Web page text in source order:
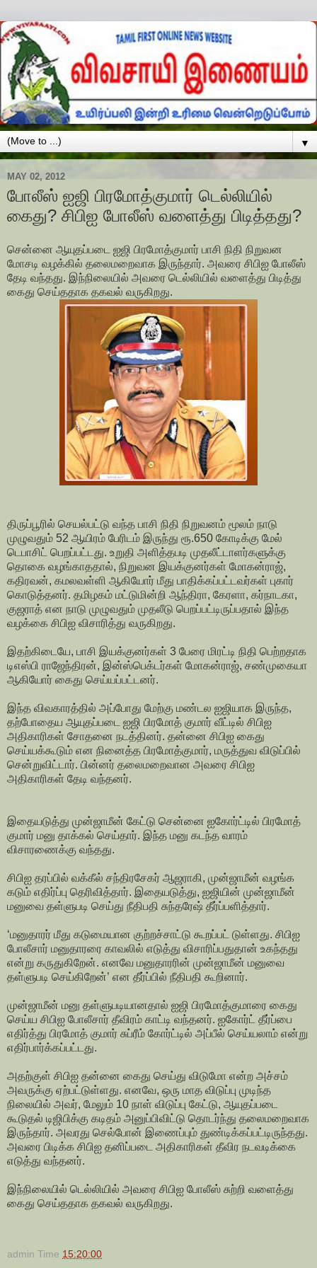
▼
MAY 02, 2012
போலீஸ் ஐஜி பிரமோத்குமார் டெல்லியில்
கைது? சிபிஐ போலீஸ் வளைத்து பிடித்தது?
சென்னை ஆயுதப்படை ஐஜி பிரமோத்குமார் பாசி நிதி நிறுவன
மோசடி வழக்கில் தலைமறைவாக இருந்தார். அவரை சிபிஐ போலீஸ்
தேடி வந்தது. இந்நிலையில் அவரை டெல்லியில் வளைத்து பிடித்து
கைது செய்ததாக தகவல் வருகிறது.
திருப்பூரில் செயல்பட்டு வந்த பாசி நிதி நிறுவனம் மூலம் நாடு
முழுவதும் 52 ஆயிரம் பேரிடம் இருந்து ரூ.650 கோடிக்கு மேல்
டெபாசிட் பெறப்பட்டது. உறுதி அளித்தபடி முதலீட்டாளர்களுக்கு
தொகை வழங்காததால், நிறுவன இயக்குனர்கள் மோகன்ராஜ்,
கதிரவன், கமலவள்ளி ஆகியோர் மீது பாதிக்கப்பட்டவர்கள் புகார்
கொடுத்தனர். தமிழகம் மட்டுமின்றி ஆந்திரா, கேரளா, கர்நாடகா,
குஜராத் என நாடு முழுவதும் முதலீடு பெறப்பட்டிருப்பதால் இந்த
வழக்கை சிபிஐ விசாரித்து வருகிறது.
இதற்கிடையே, பாசி இயக்குனர்கள் 3 பேரை மிரட்டி நிதி பெற்றதாக
டிஎஸ்பி ராஜேந்திரன், இன்ஸ்பெக்டர்கள் மோகன்ராஜ், சண்முகையா
ஆகியோர் கைது செய்யப்பட்டனர்.
இந்த விவகாரத்தில் அப்போது மேற்கு மண்டல ஐஜியாக இருந்த,
தற்போதைய ஆயுதப்படை ஐஜி பிரமோத் குமார் வீட்டில் சிபிஐ
அதிகாரிகள் சோதனை நடத்தினர். தன்னை சிபிஐ கைது
செய்யக்கூடும் என நினைத்த பிரமோத்குமார், மருத்துவ விடுப்பில்
சென்றுவிட்டார். பின்னர் தலைமறைவான அவரை சிபிஐ
அதிகாரிகள் தேடி வந்தனர்.
இதையடுத்து முன்ஜாமீன் கேட்டு சென்னை ஐகோர்ட்டில் பிரமோத்
குமார் மனு தாக்கல் செய்தார். இந்த மனு கடந்த வாரம்
விசாரணைக்கு வந்தது.
சிபிஐ தரப்பில் வக்கீல் சந்திரசேகர் ஆஜராகி, முன்ஜாமீன் வழங்க
கடும் எதிர்ப்பு தெரிவித்தார். இதையடுத்து, ஐஜியின் முன்ஜாமீன்
மனுவை தள்ளுபடி செய்து நீதிபதி சுந்தரேஷ் தீர்ப்பளித்தார்.
‘மனுதாரர் மீது கடுமையான குற்றச்சாட்டு கூறப்பட் டுள்ளது. சிபிஐ
போலீசார் மனுதாரரை காவலில் எடுத்து விசாரிப்பதுதான் உகந்தது
என்று கருதுகிறேன். எனவே மனுதாரரின் முன்ஜாமீன் மனுவை
தள்ளுபடி செய்கிறேன்’ என தீர்ப்பில் நீதிபதி கூறினார்.
முன்ஜாமீன் மனு தள்ளுபடியானதால் ஐஜி பிரமோத்குமாரை கைது
செய்ய சிபிஐ போலீசார் தீவிரம் காட்டி வந்தனர். ஐகோர்ட் தீர்ப்பை
எதிர்த்து பிரமோத் குமார் சுப்ரீம் கோர்ட்டில் அப்பீல் செய்யலாம் என்று
எதிர்பார்க்கப்பட்டது.
அதற்குள் சிபிஐ தன்னை கைது செய்து விடுமோ என்ற அச்சம்
அவருக்கு ஏற்பட்டுள்ளது. எனவே, ஒரு மாத விடுப்பு முடிந்த
நிலையில் அவர், மேலும் 10 நாள் விடுப்பு கேட்டு, ஆயுதப்படை
கூடுதல் டிஜிபிக்கு கடிதம் அனுப்பிவிட்டு தொடர்ந்து தலைமறைவாக
இருந்தார். அவரது செல்போன் இணைப்பும் துண்டிக்கப்பட்டிருந்தது.
அவரை பிடிக்க சிபிஐ தனிப்படை அதிகாரிகள் தீவிர நடவடிக்கை
எடுத்து வந்தனர்.
இந்நிலையில் டெல்லியில் அவரை சிபிஐ போலீஸ் சுற்றி வளைத்து
கைது செய்ததாக தகவல் வருகிறது.
admin Time 15:20:00